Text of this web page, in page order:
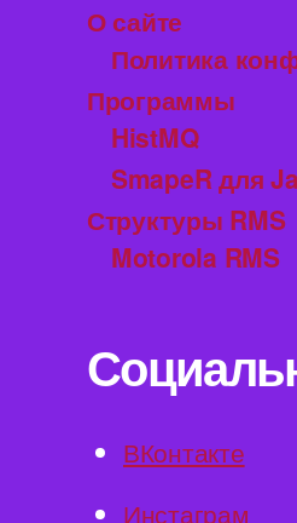
О сайте
Политика
Программы
HistMQ
SmapeR для
Структуры RMS
Motorola RMS
ВКонтакте
Инстаграм